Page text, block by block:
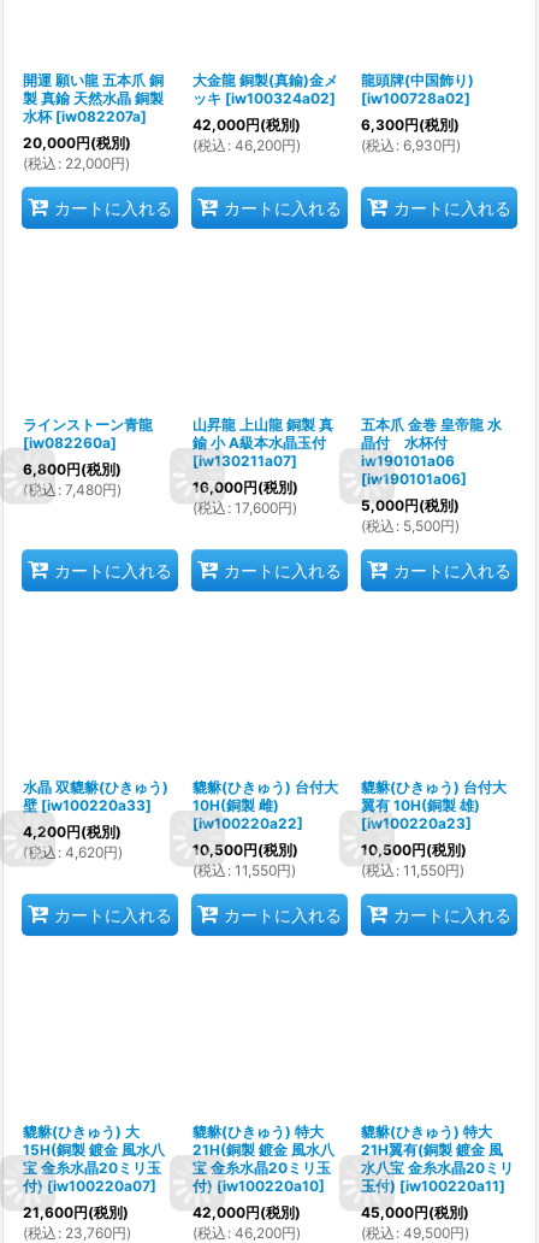
開運 願い龍 五本爪 銅
製 真鍮 天然水晶 銅製
水杯 [iw082207a]
20,000円(税別)
(税込 : 22,000円)
カートに入れる
大金龍 銅製(真鍮)金メ
ッキ [iw100324a02]
42,000円(税別)
(税込 : 46,200円)
カートに入れる
龍頭牌(中国飾り)
[iw100728a02]
6,300円(税別)
(税込 : 6,930円)
カートに入れる
ラインストーン青龍
[iw082260a]
6,800円(税別)
(税込 : 7,480円)
カートに入れる
山昇龍 上山龍 銅製 真
鍮 小 A級本水晶玉付
[iw130211a07]
16,000円(税別)
(税込 : 17,600円)
カートに入れる
五本爪 金巻 皇帝龍 水
晶付 水杯付
iw190101a06
[iw190101a06]
5,000円(税別)
(税込 : 5,500円)
カートに入れる
水晶 双貔貅(ひきゅう)
壁 [iw100220a33]
4,200円(税別)
(税込 : 4,620円)
カートに入れる
貔貅(ひきゅう) 台付大
10H(銅製 雌)
[iw100220a22]
10,500円(税別)
(税込 : 11,550円)
カートに入れる
貔貅(ひきゅう) 台付大
翼有 10H(銅製 雄)
[iw100220a23]
10,500円(税別)
(税込 : 11,550円)
カートに入れる
貔貅(ひきゅう) 大
15H(銅製 鍍金 風水八
宝 金糸水晶20ミリ玉
付) [iw100220a07]
21,600円(税別)
(税込 : 23,760円)
貔貅(ひきゅう) 特大
21H(銅製 鍍金 風水八
宝 金糸水晶20ミリ玉
付) [iw100220a10]
42,000円(税別)
(税込 : 46,200円)
貔貅(ひきゅう) 特大
21H翼有(銅製 鍍金 風
水八宝 金糸水晶20ミリ
玉付) [iw100220a11]
45,000円(税別)
(税込 : 49,500円)